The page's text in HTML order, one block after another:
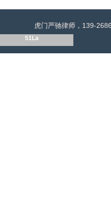
虎门严驰律师，139-
51La